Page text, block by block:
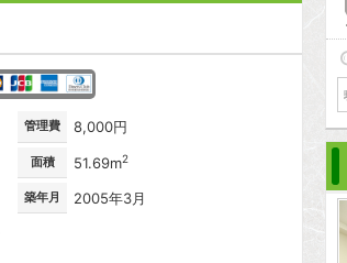
管理費 8,000円
面積 51.69m2
築年月 2005年3月